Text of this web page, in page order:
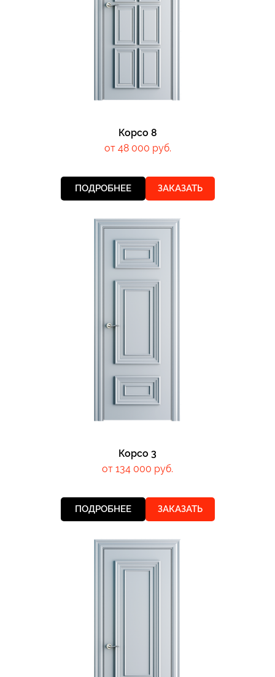
Корсо 8
от 48 000 руб.
ПОДРОБНЕЕ ЗАКАЗАТЬ
Корсо 3
от 134 000 руб.
ПОДРОБНЕЕ ЗАКАЗАТЬ